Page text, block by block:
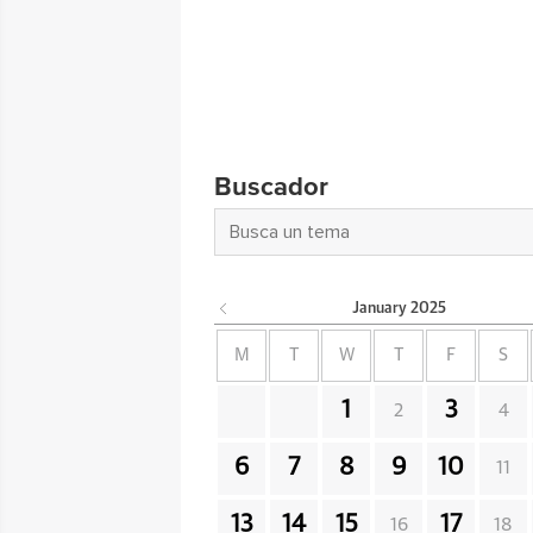
Buscador
January 2025
M W F S
1 2 3 4
6 7 8 9 10 11
13 14 15 16 17 18